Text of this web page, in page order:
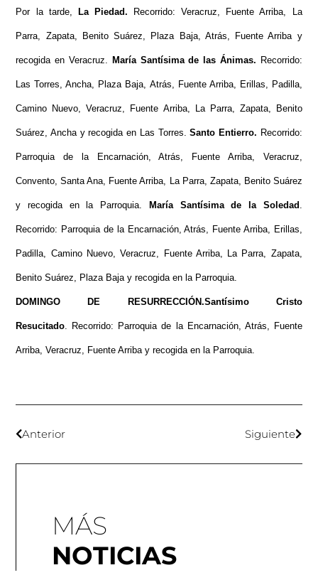
Por la tarde, La Piedad. Recorrido: Veracruz, Fuente Arriba, La
Parra, Zapata, Benito Suárez, Plaza Baja, Atrás, Fuente Arriba y
recogida en Veracruz. María Santísima de las Ánimas. Recorrido:
Las Torres, Ancha, Plaza Baja, Atrás, Fuente Arriba, Erillas, Padilla,
Camino Nuevo, Veracruz, Fuente Arriba, La Parra, Zapata, Benito
Suárez, Ancha y recogida en Las Torres.Santo Entierro. Recorrido:
Parroquia de la Encarnación, Atrás, Fuente Arriba, Veracruz,
Convento, Santa Ana, Fuente Arriba, La Parra, Zapata, Benito Suárez
y recogida en la Parroquia. María Santísima de la Soledad .
Recorrido: Parroquia de la Encarnación, Atrás, Fuente Arriba, Erillas,
Padilla, Camino Nuevo, Veracruz, Fuente Arriba, La Parra, Zapata,
Benito Suárez, Plaza Baja y recogida en la Parroquia.
DOMINGO DE RESURRECCIÓN.Santísimo Cristo
Resucitado. Recorrido: Parroquia de la Encarnación, Atrás, Fuente
Arriba, Veracruz, Fuente Arriba y recogida en la Parroquia.
Anterior Siguiente
MÁS
NOTICIAS